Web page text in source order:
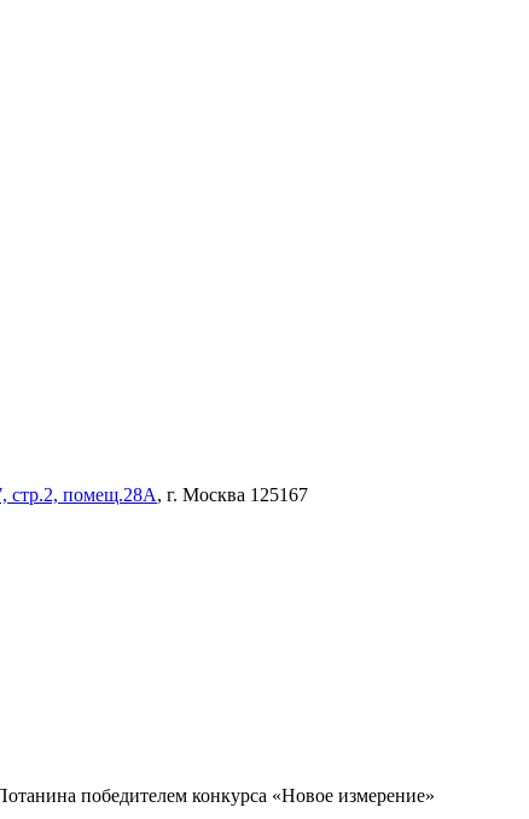
стр.2, помещ.28А, г. Москва 125167
победителем конкурса «Новое измерение»